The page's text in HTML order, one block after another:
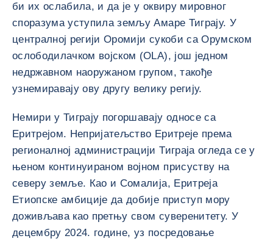
би их ослабила, и да је у оквиру мировног
споразума уступила земљу Амаре Тиграју. У
централној регији Оромији сукоби са Орумском
ослободилачком војском (OLA), још једном
недржавном наоружаном групом, такође
узнемиравају ову другу велику регију.
Немири у Тиграју погоршавају односе са
Еритрејом. Непријатељство Еритреје према
регионалној администрацији Тиграја огледа се у
њеном континуираном војном присуству на
северу земље. Као и Сомалија, Еритреја
Етиопске амбиције да добије приступ мору
доживљава као претњу свом суверенитету. У
децембру 2024. године, уз посредовање